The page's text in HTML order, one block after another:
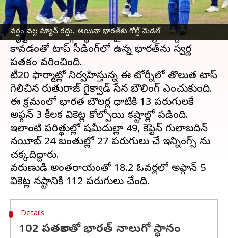
వర్షం వల్ల మ్యాచ్ రద్దు.. అయినా భారత్‌కు గోల్డ్ మెడల్
ఈ వార్తాకథనం ఏంటి
ఆసియా గేమ్స్‌లో పురుషుల క్రికెట్ జట్టు చరిత్ర
సృష్టించింది. అప్గనిస్థాన్‌తో ఫైనల్ మ్యాచ్ రద్దు
కావడంతో టాప్ సీడింగ్‌లో ఉన్న భారత్‌ను స్వర్ణ
పతకం వరించింది.
టీ20 ఫార్మాట్లో నిర్వహిస్తున్న ఈ టోర్నీలో తొలుత టాస్
గెలిచిన రుతురాజ్ గైక్వాడ్ సేన బౌలింగ్ ఎంచుకుంది.
ఈ క్రమంలో భారత బౌలర్ల ధాటికి 13 పరుగులకే
అప్గన్ 3 కీలక వికెట్ల కోల్పోయి కష్టాల్లో పడింది.
ఇలాంటి పరిస్థితుల్లో షమీదుల్లా 49, కెప్టెన్ గులాబదిన్
నయీబ్ 24 బంతుల్లో 27 పరుగులు చేసి ఇన్నింగ్స్ ను
చక్కదిద్దారు.
వరుణుడి అంతరాయంతో 18.2 ఓవర్లలో అప్గాన్ 5
Details
102 పతకాలతో భారత్ నాలుగో స్థానం